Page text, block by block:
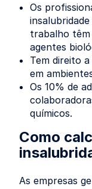
Os
trabalho
agentes
Tem direito
em
Os 10% de
químicos.
Como
As empresas